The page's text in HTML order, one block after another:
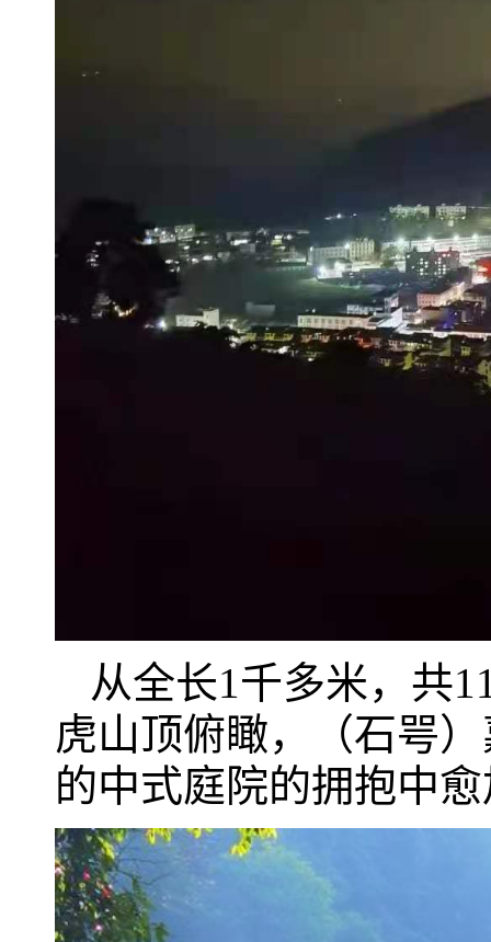
从全长1千多米，共
虎山顶俯瞰，（石咢
的中式庭院的拥抱中